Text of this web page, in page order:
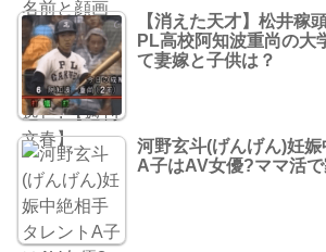
【消えた天才】松井稼
PL高校阿知波重尚の大
て妻嫁と子供は？
河野玄斗(げんげん)妊
A子はAV女優?ママ活